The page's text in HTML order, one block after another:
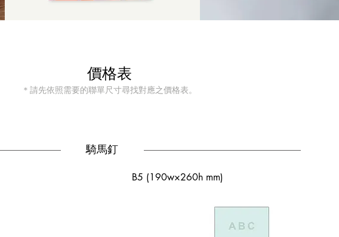
價格表
＊請先依照需要的聯單尺寸尋找對應之價格表。
​騎馬釘
B5 (190w×260h mm)